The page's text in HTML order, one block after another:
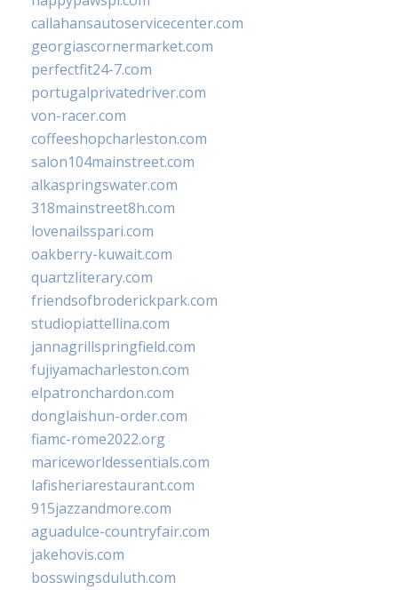
callahansautoservicecenter.com
georgiascornermarket.com
perfectfit24-7.com
portugalprivatedriver.com
von-racer.com
coffeeshopcharleston.com
salon104mainstreet.com
alkaspringswater.com
318mainstreet8h.com
lovenailsspari.com
oakberry-kuwait.com
quartzliterary.com
friendsofbroderickpark.com
studiopiattellina.com
jannagrillspringfield.com
fujiyamacharleston.com
elpatronchardon.com
donglaishun-order.com
fiamc-rome2022.org
mariceworldessentials.com
lafisheriarestaurant.com
915jazzandmore.com
aguadulce-countryfair.com
jakehovis.com
bosswingsduluth.com